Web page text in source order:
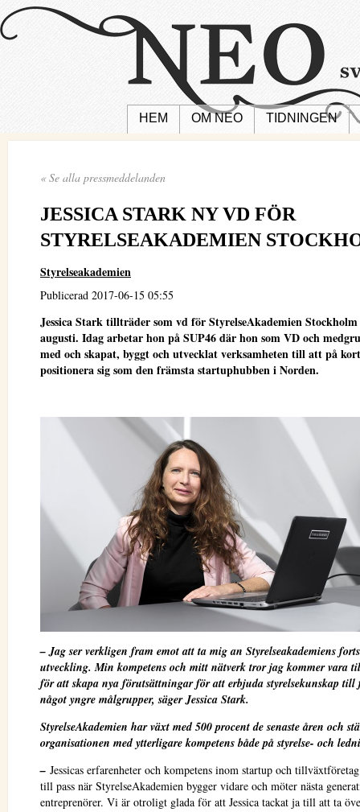
HEM OM NEO TIDNINGEN
« Se alla pressmeddelanden
JESSICA STARK NY VD FÖR
STYRELSEAKADEMIEN
Styrelseakademien
Publicerad 2017-06-15 05:55
Jessica Stark tillträder som vd för StyrelseAkademien Stockholm
augusti. Idag arbetar hon på SUP46 där hon som VD och
med och skapat, byggt och utvecklat verksamheten till att på
positionera sig som den främsta startuphubben i Norden.
– Jag ser verkligen fram emot att ta mig an Styrelseakademiens
utveckling. Min kompetens och mitt nätverk tror jag kommer vara
för att skapa nya förutsättningar för att erbjuda styrelsekunskap till
något yngre målgrupper, säger Jessica Stark.
StyrelseAkademien har växt med 500 procent de senaste åren och
organisationen med ytterligare kompetens både på styrelse- och
– Jessicas erfarenheter och kompetens inom startup och
till pass när StyrelseAkademien bygger vidare och möter nästa
entreprenörer. Vi är otroligt glada för att Jessica tackat ja till att ta